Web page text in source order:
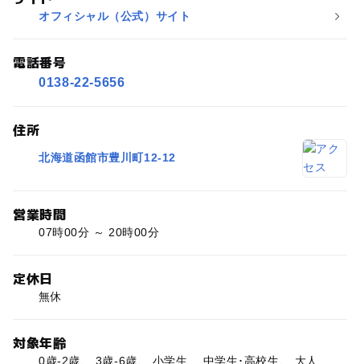
オフィシャル（公式）サイト
電話番号
0138-22-5656
住所
北海道函館市豊川町12-12
営業時間
07時00分 ～ 20時00分
定休日
無休
対象年齢
0歳-2歳、 3歳-6歳、 小学生、 中学生･高校生、 大人